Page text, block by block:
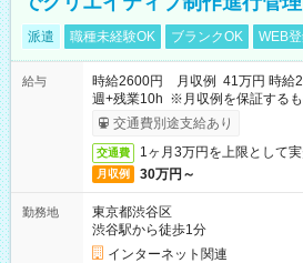
派遣 職種未経験OK ブランクOK WEB
給与
時給2600円 月収例 41万円 時給
週+残業10h ※月収例を保証する
受取りサービス利用可（利用条件有
交通費別途支給あり
交通費 1ヶ月3万円を上限として
月収例 30万円～
勤務地
東京都渋谷区
渋谷駅から徒歩1分
インターネット関連